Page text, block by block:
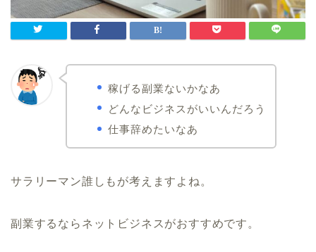
稼げる副業ないかなあ
どんなビジネスがいいんだろう
仕事辞めたいなあ
サラリーマン誰しもが考えますよね。
副業するならネットビジネスがおすすめです。